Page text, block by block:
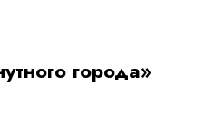
города»